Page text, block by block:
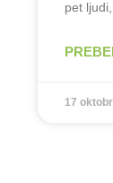
pet
17